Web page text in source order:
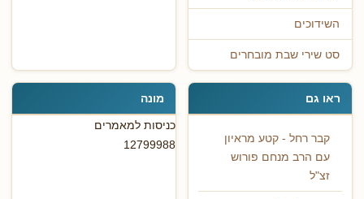
השידוכים
סט שירי שבת מובחרים
ראו גם
קבר רחל - קטע מראיון
עם הרב מנחם פורוש
זצ"ל
מונה
כניסות למאמרים
12799988